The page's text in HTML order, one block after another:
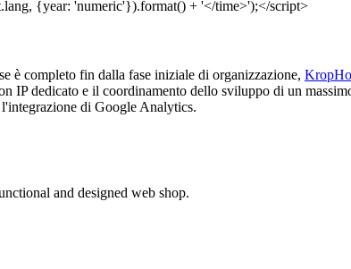
è completo fin dalla fase iniziale di organizzazione,
IP dedicato e il coordinamento dello sviluppo di un
di Google Analytics.
and designed web shop.